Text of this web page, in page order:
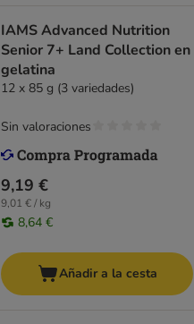
IAMS Advanced Nutrition
Senior 7+ Land Collection en
gelatina
12 x 85 g (3 variedades)
9,19 €
9,01 € / kg
8,64 €
Sin valoraciones
Añadir a la cesta